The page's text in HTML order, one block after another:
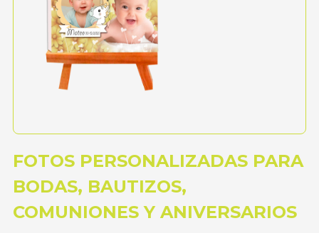
FOTOS PERSONALIZADAS PARA
BODAS, BAUTIZOS,
COMUNIONES Y ANIVERSARIOS